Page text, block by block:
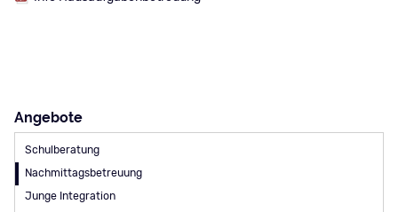
Angebote
Schulberatung
Nachmittagsbetreuung
Junge Integration